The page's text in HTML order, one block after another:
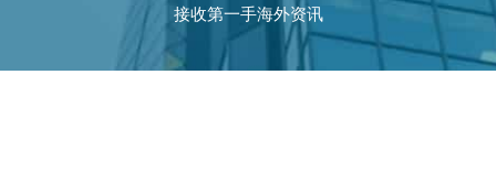
接收第一手海外资讯